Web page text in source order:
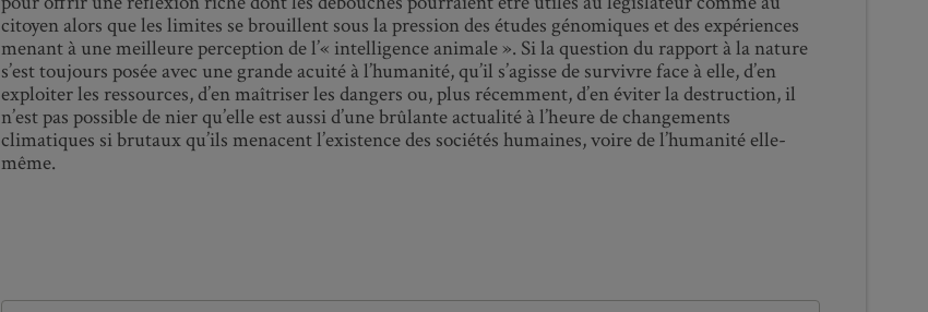
citoyen alors que les limites se brouillent sous la pression des études génomiques et des expériences
menant à une meilleure perception de l’« intelligence animale ». Si la question du rapport à la nature
s’est toujours posée avec une grande acuité à l’humanité, qu’il s’agisse de survivre face à elle, d’en
exploiter les ressources, d’en maîtriser les dangers ou, plus récemment, d’en éviter la destruction, il
n’est pas possible de nier qu’elle est aussi d’une brûlante actualité à l’heure de changements
climatiques si brutaux qu’ils menacent l’existence des sociétés humaines, voire de l’humanité elle-
même.